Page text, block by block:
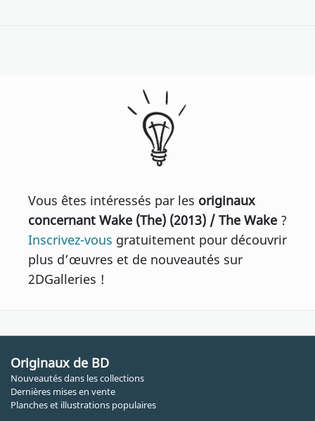
Vous êtes intéressés par les originaux
concernant Wake (The) (2013) / The Wake ?
Inscrivez-vous gratuitement pour découvrir
plus d’œuvres et de nouveautés sur
2DGalleries !
Originaux de BD
Nouveautés dans les collections
Dernières mises en vente
Planches et illustrations populaires